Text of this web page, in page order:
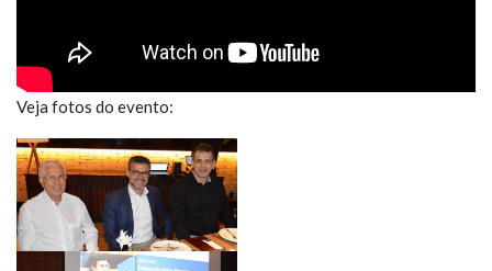
Veja fotos do evento: